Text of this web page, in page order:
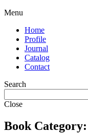
Menu
Home
Profile
Journal
Catalog
Contact
Search
Close
Book